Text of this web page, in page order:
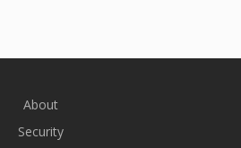
About
Security